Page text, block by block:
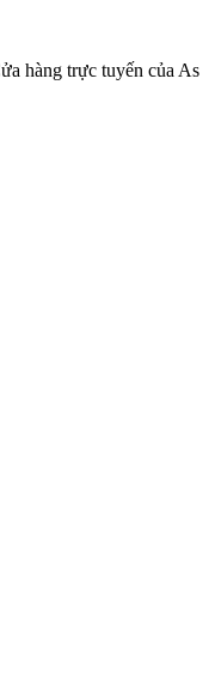
hàng trực tuyến của Asia